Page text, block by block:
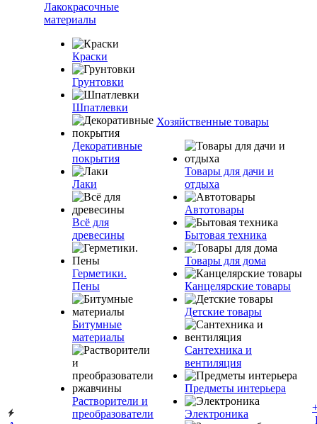
Лакокрасочные
материалы
Краски
Грунтовки
Шпатлевки
Декоративные
покрытия
Лаки
Всё для
древесины
Герметики.
Пены
Битумные
материалы
Растворители и
преобразователи
Хозяйственные товары
Товары для дачи и
отдыха
Автотовары
Бытовая техника
Товары для дома
Канцелярские товары
Детские товары
Сантехника и
вентиляция
Предметы интерьера
Электроника